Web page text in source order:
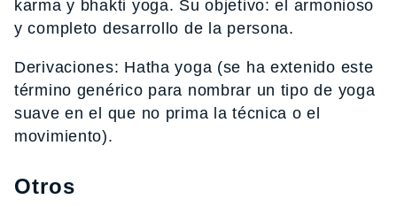
karma y bhakti yoga. Su objetivo: el armonioso
y completo desarrollo de la persona.
Derivaciones: Hatha yoga (se ha extenido este
término genérico para nombrar un tipo de yoga
suave en el que no prima la técnica o el
movimiento).
Otros